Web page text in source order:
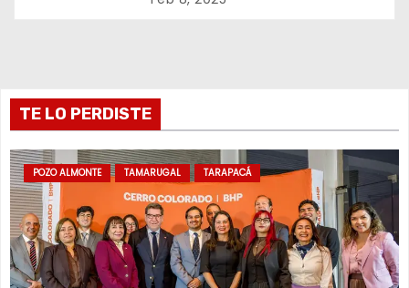
r
a
d
a
s
TE LO PERDISTE
POZO ALMONTE TAMARUGAL TARAPACÁ